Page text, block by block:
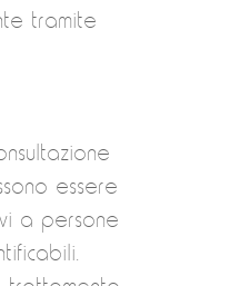
tramite
essere
a persone